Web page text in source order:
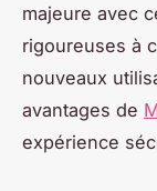
majeure avec
rigoureuses à
nouveaux
avantages de
expérience